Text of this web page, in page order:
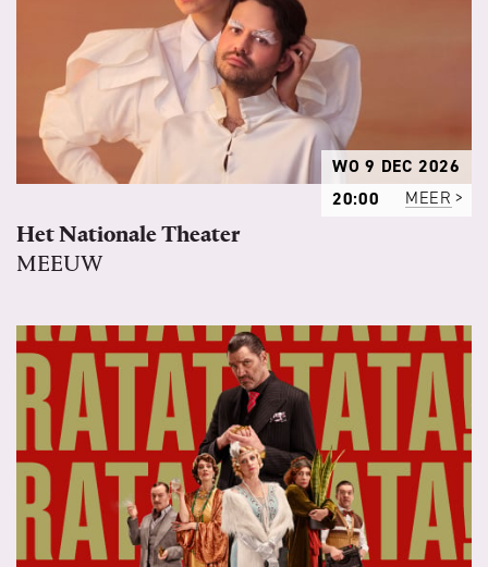
WO 9 DEC 2026
20:00
MEER
Het Nationale Theater
MEEUW